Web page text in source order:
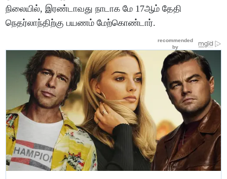
நிலையில், இரண்டாவது நாடாக மே 17ஆம் தேதி
நெதர்லாந்திற்கு பயணம் மேற்கொண்டார்.